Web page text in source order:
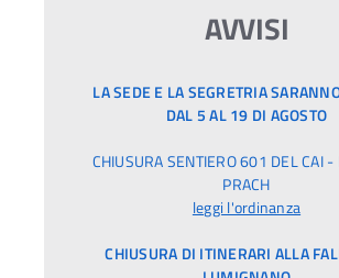
AVVISI
LA SEDE E LA SEGRETRIA
DAL 5 AL 19 DI AGOSTO
CHIUSURA SENTIERO 601 DEL CAI -
PRACH
leggi l'ordinanza
CHIUSURA DI ITINERARI ALLA